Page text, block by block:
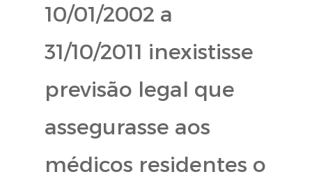
10/01/2002 a
31/10/2011 inexistisse
previsão legal que
assegurasse aos
médicos residentes o